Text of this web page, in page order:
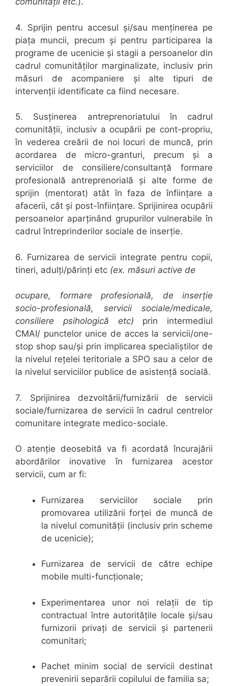
4. Sprijin pentru accesul și/sau menținerea pe
piața muncii, precum și pentru participarea la
programe de ucenicie și stagii a persoanelor din
cadrul comunităților marginalizate, inclusiv prin
măsuri de acompaniere și alte tipuri de
intervenții identificate ca fiind necesare.
5. Susţinerea antreprenoriatului în cadrul
comunităţii, inclusiv a ocupării pe cont-propriu,
în vederea creării de noi locuri de muncă, prin
acordarea de micro-granturi, precum și a
serviciilor de consiliere/consultanță formare
profesională antreprenorială şi alte forme de
sprijin (mentorat) atât în faza de înființare a
afacerii, cât și post-înființare. Sprijinirea ocupării
persoanelor aparținând grupurilor vulnerabile în
cadrul întreprinderilor sociale de inserție.
6. Furnizarea de servicii integrate pentru copii,
tineri, adulți/părinți etc (ex. măsuri active de
ocupare, formare profesională, de inserție
socio-profesională, servicii sociale/medicale,
consiliere psihologică etc) prin intermediul
CMAI/ punctelor unice de acces la servicii/one-
stop shop sau/și prin implicarea specialiștilor de
la nivelul rețelei teritoriale a SPO sau a celor de
la nivelul serviciilor publice de asistență socială.
7. Sprijinirea dezvoltării/furnizării de servicii
sociale/furnizarea de servicii în cadrul centrelor
comunitare integrate medico-sociale.
O atenție deosebită va fi acordată încurajării
abordărilor inovative în furnizarea acestor
servicii, cum ar fi:
Furnizarea serviciilor sociale prin
promovarea utilizării forței de muncă de
la nivelul comunității (inclusiv prin scheme
de ucenicie);
Furnizarea de servicii de către echipe
mobile multi-funcționale;
Experimentarea unor noi relații de tip
contractual între autoritățile locale și/sau
furnizorii privați de servicii şi partenerii
comunitari;
Pachet minim social de servicii destinat
prevenirii separării copilului de familia sa;